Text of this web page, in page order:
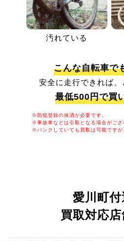
汚れている
こんな自転車で
安全に走行できれば、
最低500円で買
※防犯登録の抹消が必要です。
※事故車などは引取となる場合がござ
※パンクしていても買取は可能ですが
愛川町付
買取対応